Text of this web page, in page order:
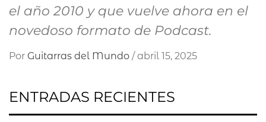
el año 2010 y que vuelve ahora en el
novedoso formato de Podcast.
Por Guitarras del Mundo / abril 15, 2025
ENTRADAS RECIENTES